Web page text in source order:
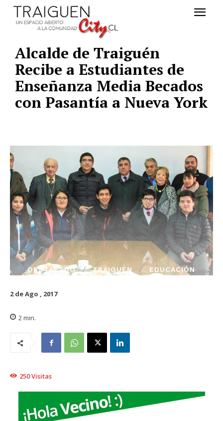
Alcalde de Traiguén
Recibe a Estudiantes de
Enseñanza Media Becados
con Pasantía a Nueva York
DESTACADO TRAIGUÉN EDUCACIÓN
2 de Ago , 2017
2 min.
250Visitas